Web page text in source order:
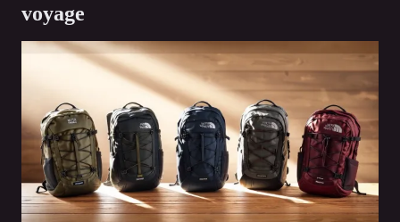
voyage